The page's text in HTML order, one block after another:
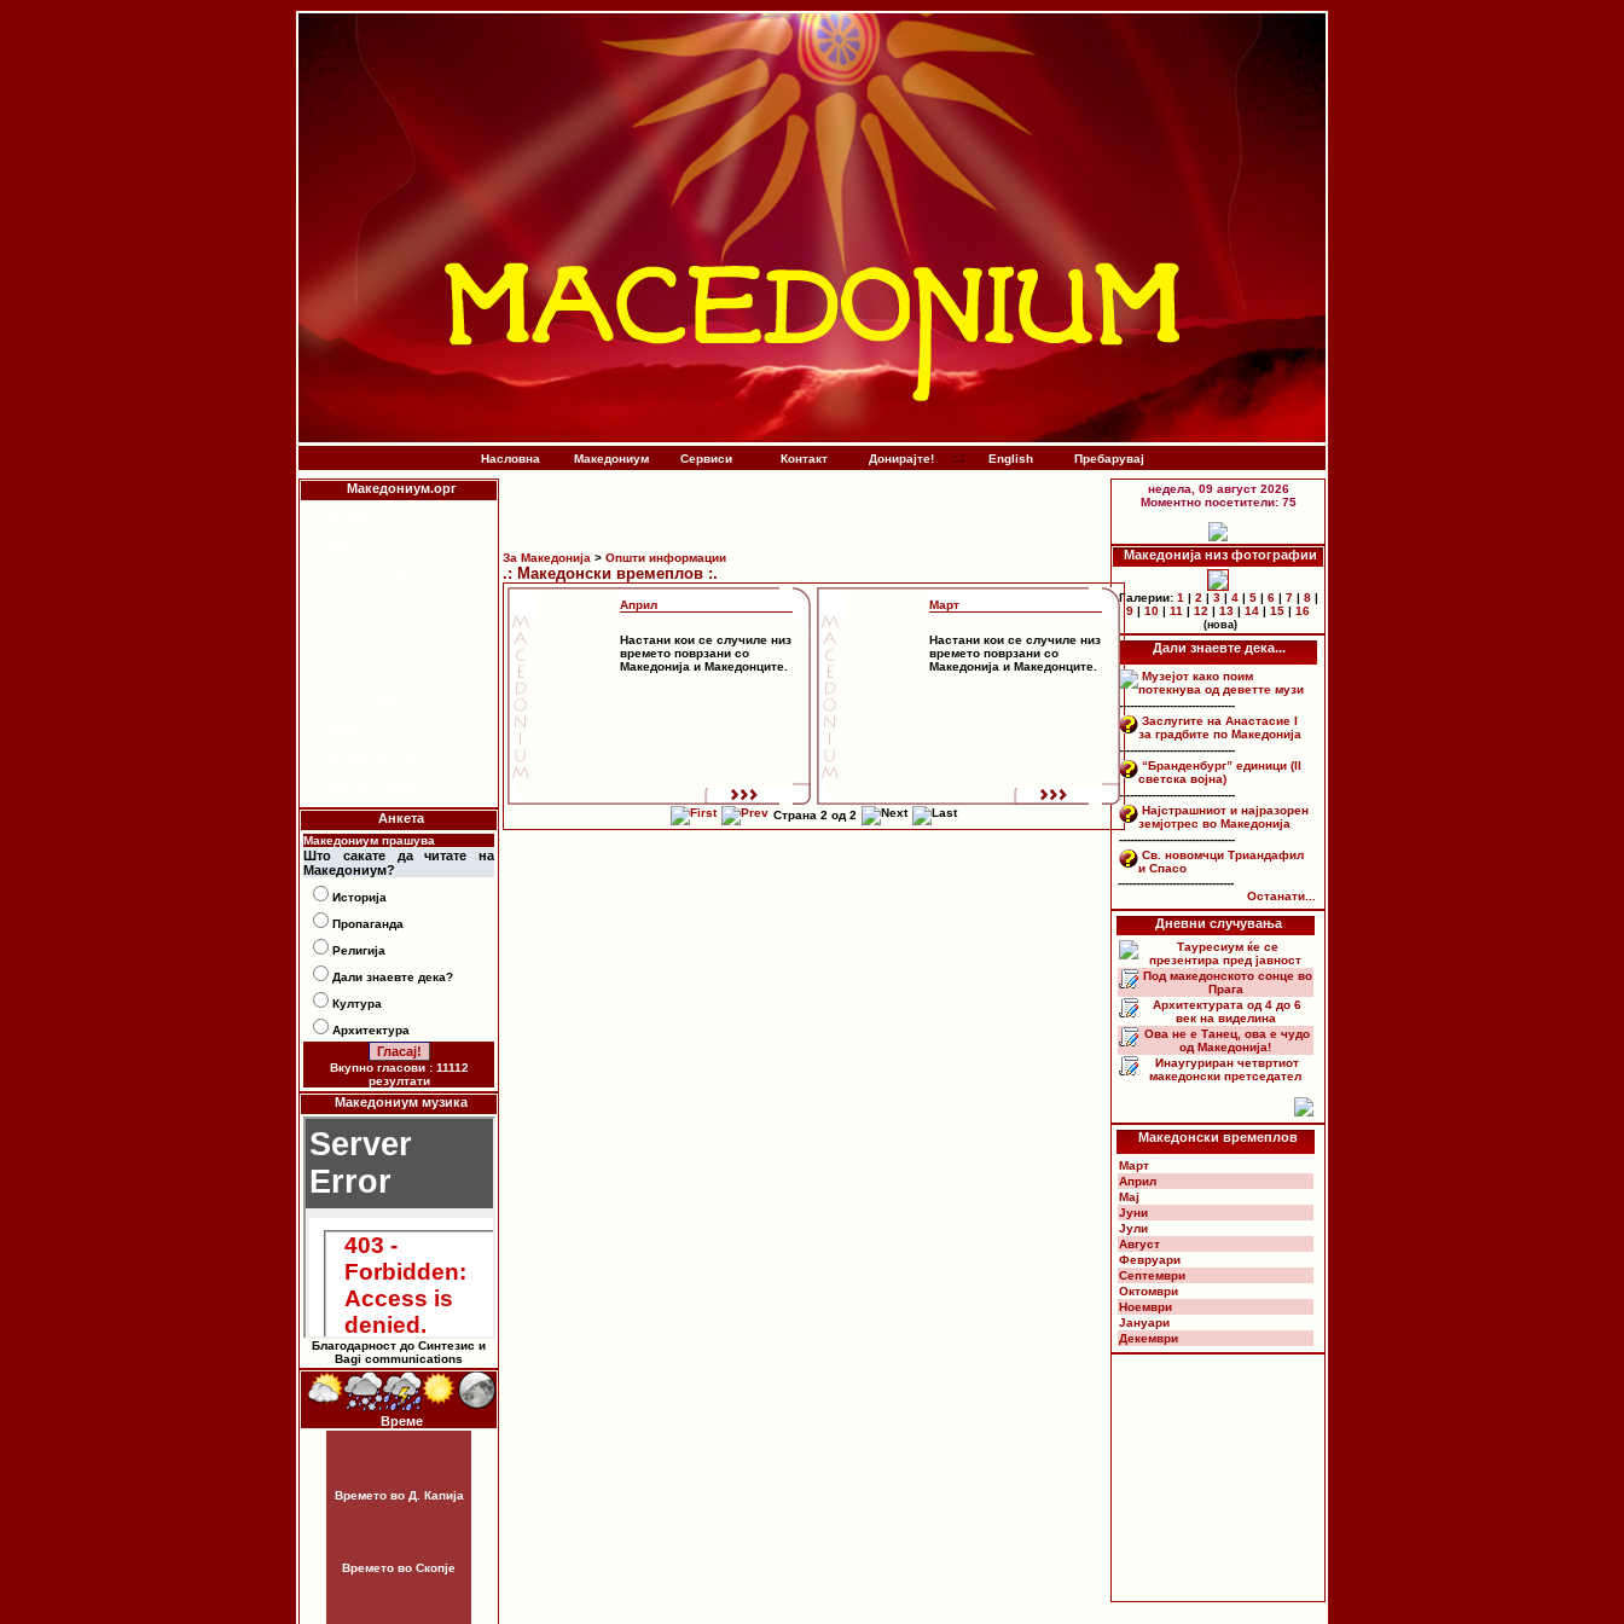
Насловна Македониум Сервиси Контакт Донирајте! :. : English Пребарувај
Македониум.орг
Анкета
Македониум прашува
Што сакате да читате на
Македониум?
Историја
Пропаганда
Религија
Дали знаевте дека?
Култура
Архитектура
Вкупно гласови : 11112
резултати
Македониум музика
Благодарност до Синтезис и
Bagi communications
Време
Времето во Д. Капија
Времето во Скопје
За Македонија > Општи информации
.: Македонски времеплов :.
Април
Настани кои се случиле низ
времето поврзани со
Македонија и Македонците.
Март
Настани кои се случиле низ
времето поврзани со
Македонија и Македонците.
Страна 2 од 2
недела, 09 август 2026
Моментно посетители: 75
Македонија низ фотографии
Галерии: 1 | 2 | 3| 4| 5| 6| 7| 8|
9 | 10 | 11 | 12 | 13 | 14 | 15 | 16
(нова)
Дали знаевте дека...
Музејот како поим
потекнува од деветте музи
--------------------------------
Заслугите на Анастасие I
за градбите по Македонија
--------------------------------
“Бранденбург” единици (II
светска војна)
--------------------------------
Најстрашниот и најразорен
земјотрес во Македонија
--------------------------------
Св. новомчци Триандафил
и Спасо
--------------------------------
Останати...
Дневни случувања
Тауресиум ќе се
презентира пред јавност
Под македонското сонце во
Прага
Архитектурата од 4 до 6
век на виделина
Ова не е Танец, ова е чудо
од Македонија!
Инаугуриран четвртиот
македонски претседател
Македонски времеплов
Март
Април
Мај
Јуни
Јули
Август
Февруари
Септември
Октомври
Ноември
Јануари
Декември